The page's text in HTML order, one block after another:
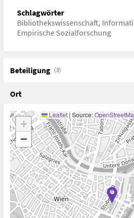
Schlagwörter
Bibliothekswissenschaft,
Empirische Sozialforschung
Beteiligung (3)
Ort
+
−
Leaflet | Source: